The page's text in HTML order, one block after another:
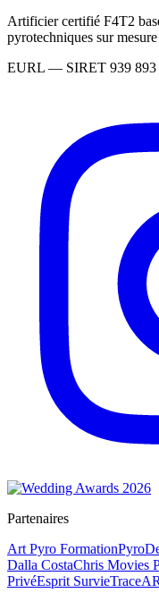
Artificier certifié F4T2
pyrotechniques sur
EURL — SIRET 939
Partenaires
Art Pyro Formation
Dalla CostaChris Movies
PrivéEsprit Survie